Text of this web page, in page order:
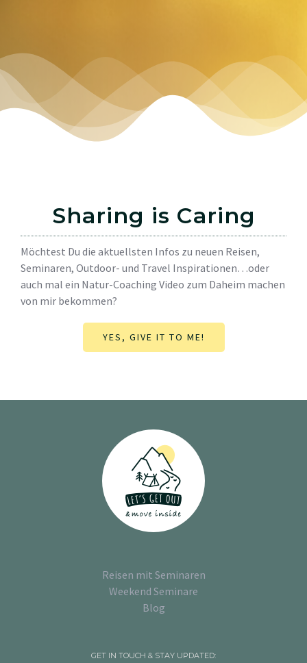
Sharing is Caring
Möchtest Du die aktuellsten Infos zu neuen Reisen,
Seminaren, Outdoor- und Travel Inspirationen…oder
auch mal ein Natur-Coaching Video zum Daheim machen
von mir bekommen?
YES, GIVE IT TO ME!
Reisen mit Seminaren
Weekend Seminare
Blog
GET IN TOUCH & STAY UPDATED: